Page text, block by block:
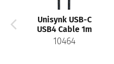
C
1m
UNISYNK
Premium
to Type-C